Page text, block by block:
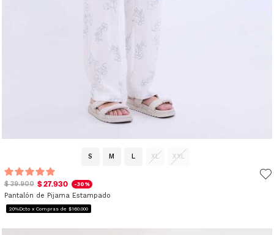
S M L XL XXL
$ 39.900 $ 27.930 -30%
Pantalón de Pijama Estampado
20%Dcto x Compras de $160.000